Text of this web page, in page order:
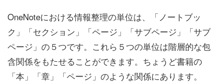
OneNoteにおける情報整理の単位は、「ノートブッ
ク」「セクション」「ページ」「サブページ」「サブ
ページ」の５つです。これら５つの単位は階層的な包
含関係をもたせることができます。ちょうど書籍の
「本」「章」「ページ」のような関係にあります。